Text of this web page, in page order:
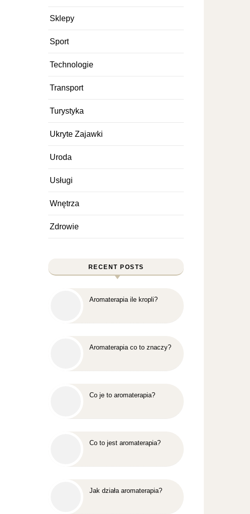
Sklepy
Sport
Technologie
Transport
Turystyka
Ukryte Zajawki
Uroda
Usługi
Wnętrza
Zdrowie
RECENT POSTS
Aromaterapia ile kropli?
Aromaterapia co to znaczy?
Co je to aromaterapia?
Co to jest aromaterapia?
Jak działa aromaterapia?